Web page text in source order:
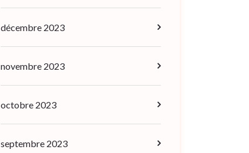
décembre 2023
novembre 2023
octobre 2023
septembre 2023